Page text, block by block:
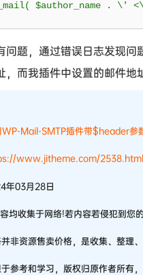
( $author_name . \' <
问题，通过错误日志发现
，而我插件中设置的邮件地
WP-Mail-SMTP插件带$header参
www.jitheme.com/2538.html
年03月28日
均收集于网络!若内容若侵犯到您
非资源售卖价格，是收集、整理
参考和学习，版权归原作者所有